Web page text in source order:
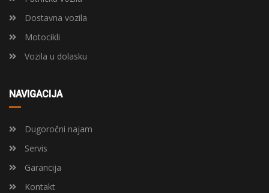
Dostavna vozila
Motocikli
Vozila u dolasku
NAVIGACIJA
Dugoročni najam
Servis
Garancija
Kontakt